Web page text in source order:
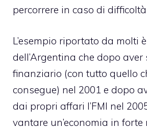
percorrere in caso di
L’esempio riportato da molti
dell’Argentina che dopo
finanziario (con tutto quello
consegue) nel 2001 e dopo
dai propri affari l’FMI nel
vantare un’economia in forte